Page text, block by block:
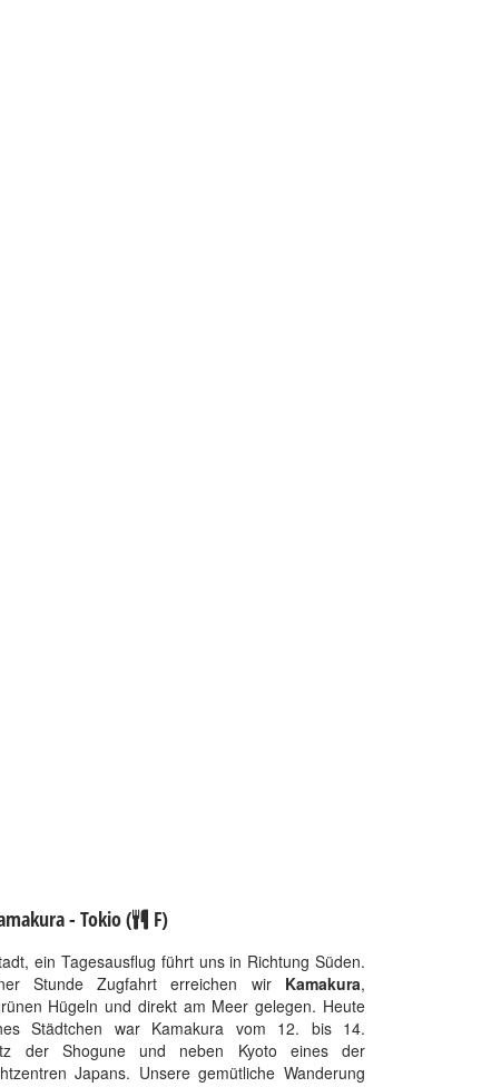
- Tokio ( F)
ein Tagesausflug führt uns in Richtung Süden.
Stunde Zugfahrt erreichen wir Kamakura,
Hügeln und direkt am Meer gelegen. Heute
Städtchen war Kamakura vom 12. bis 14.
der Shogune und neben Kyoto eines der
Japans. Unsere gemütliche Wanderung